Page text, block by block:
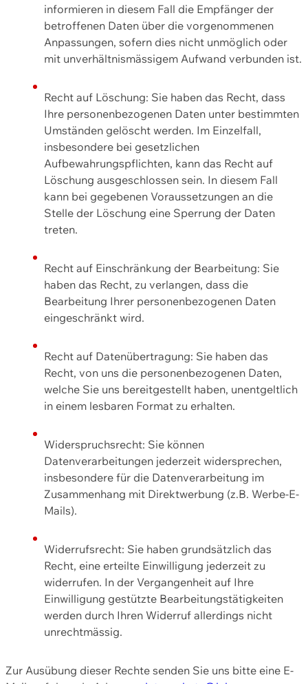
informieren in diesem Fall die Empfänger der
betroffenen Daten über die vorgenommenen
Anpassungen, sofern dies nicht unmöglich oder
mit unverhältnismässigem Aufwand verbunden ist.
Recht auf Löschung: Sie haben das Recht, dass
Ihre personenbezogenen Daten unter bestimmten
Umständen gelöscht werden. Im Einzelfall,
insbesondere bei gesetzlichen
Aufbewahrungspflichten, kann das Recht auf
Löschung ausgeschlossen sein. In diesem Fall
kann bei gegebenen Voraussetzungen an die
Stelle der Löschung eine Sperrung der Daten
treten.
Recht auf Einschränkung der Bearbeitung: Sie
haben das Recht, zu verlangen, dass die
Bearbeitung Ihrer personenbezogenen Daten
eingeschränkt wird.
Recht auf Datenübertragung: Sie haben das
Recht, von uns die personenbezogenen Daten,
welche Sie uns bereitgestellt haben, unentgeltlich
in einem lesbaren Format zu erhalten.
Widerspruchsrecht: Sie können
Datenverarbeitungen jederzeit widersprechen,
insbesondere für die Datenverarbeitung im
Zusammenhang mit Direktwerbung (z.B. Werbe-E-
Mails).
Widerrufsrecht: Sie haben grundsätzlich das
Recht, eine erteilte Einwilligung jederzeit zu
widerrufen. In der Vergangenheit auf Ihre
Einwilligung gestützte Bearbeitungstätigkeiten
werden durch Ihren Widerruf allerdings nicht
unrechtmässig.
Zur Ausübung dieser Rechte senden Sie uns bitte eine E-